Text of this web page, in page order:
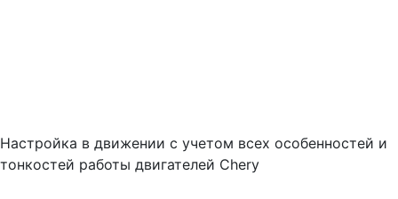
Настройка в движении с учетом всех особенностей и
тонкостей работы двигателей Chery